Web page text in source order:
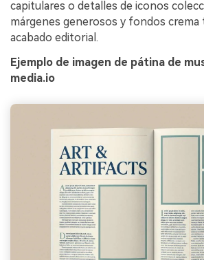
capitulares o detalles de iconos
márgenes generosos y fondos crema
acabado editorial.
Ejemplo de imagen de pátina de
media.io